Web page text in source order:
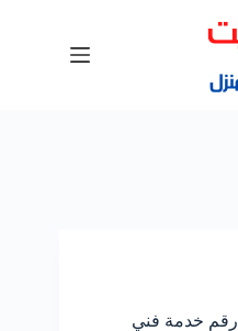
معلم كهربائي الهجن 66409555 رقم خدمة فني